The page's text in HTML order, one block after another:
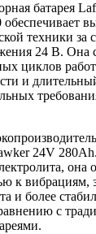
батарея
техники за
24 В. Она
циклов
и
24V
она
к вибрациям,
и более
с